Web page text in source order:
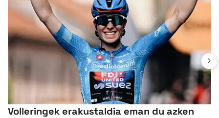
Volleringek erakustaldia eman du azken